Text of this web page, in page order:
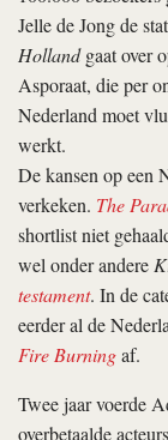
Jelle de Jong de
Hollandgaat over
Asporaat, die per
Nederland moet
werkt.
De kansen op een
verkeken. The
shortlist niet
wel onder andere
testament. In de
eerder al de
Fire Burningaf.
Twee jaar voerde
overbetaalde